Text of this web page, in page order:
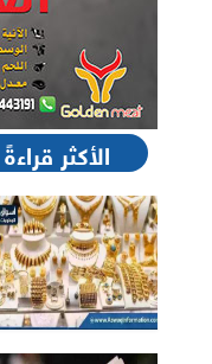
الأكثر قراءةً